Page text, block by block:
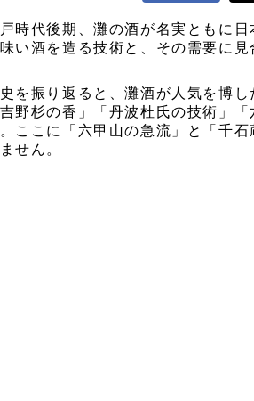
時代後期、灘の酒が名実ともに
い酒を造る技術と、その需要に
を振り返ると、灘酒が人気を博
吉野杉の香」「丹波杜氏の技術」
ここに「六甲山の急流」と「千
せん。